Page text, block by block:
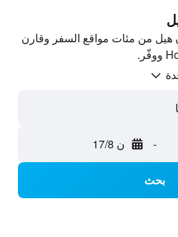
من مئات مواقع السفر وقارن
- ن 17/8
بحث